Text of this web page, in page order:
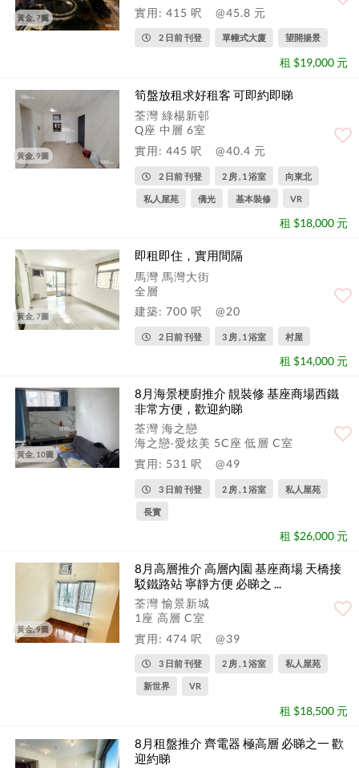
黃金, 7圖
實用: 415 呎
@45.8 元
2 日前 刊登 單幢式大廈 望開揚景
租 $19,000 元
黃金, 9圖
筍盤放租求好租客 可即約即睇
荃灣 綠楊新邨
Q座 中層 6室
實用: 445 呎
@40.4 元
2 日前 刊登 2 房 , 1 浴室 向東北
私人屋苑 僑光 基本裝修 VR
租 $18,000 元
黃金, 7圖
即租即住，實用間隔
馬灣 馬灣大街
全層
建築: 700 呎
@20
2 日前 刊登 3 房 , 1 浴室 村屋
租 $14,000 元
黃金, 10圖
8月海景梗廚推介 靚裝修 基座商場西鐵
非常方便，歡迎約睇
荃灣 海之戀
海之戀‧愛炫美 5C座 低層 C室
實用: 531 呎
@49
3 日前 刊登 2 房 , 1 浴室 私人屋苑
長實
租 $26,000 元
黃金, 9圖
8月高層推介 高層內園 基座商場 天橋接
駁鐵路站 寧靜方便 必睇之 ...
荃灣 愉景新城
1座 高層 C室
實用: 474 呎
@39
3 日前 刊登 2 房 , 1 浴室 私人屋苑
新世界 VR
租 $18,500 元
8月租盤推介 齊電器 極高層 必睇之一 歡
迎約睇